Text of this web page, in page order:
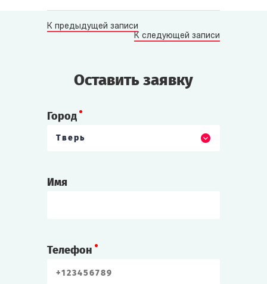
К предыдущей записи
К следующей записи
Оставить заявку
Город
Тверь
Имя
Телефон